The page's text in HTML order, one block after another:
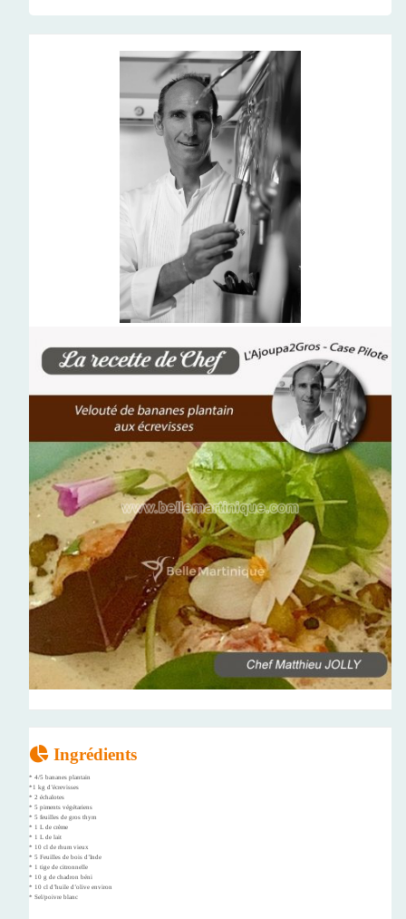
Ingrédients
* 4/5 bananes plantain
*1 kg d’écrevisses
* 2 échalotes
* 5 piments végétariens
* 5 feuilles de gros thym
* 1 L de crème
* 1 L de lait
* 10 cl de rhum vieux
* 5 Feuilles de bois d’Inde
* 1 tige de citronnelle
* 10 g de chadron béni
* 10 cl d’huile d’olive environ
* Sel/poivre blanc